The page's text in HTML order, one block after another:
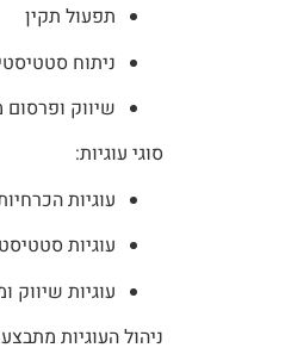
תפעול תקין
ניתוח
שיווק
סוגי עוגיות:
עוגיות
עוגיות
עוגיות שיווק
ניהול העוגיות